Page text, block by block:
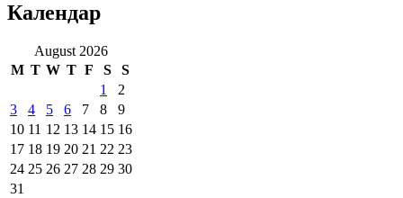
Календар
August 2026
M T W T F S
S
1
2
3
4 5 6 7 8
9
10 11 12 13 14 15 16
17 18 19 20 21 22 23
24 25 26 27 28 29 30
31